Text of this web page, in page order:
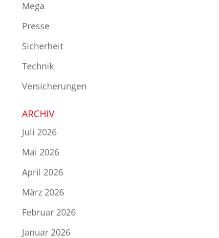
Mega
Presse
Sicherheit
Technik
Versicherungen
ARCHIV
Juli 2026
Mai 2026
April 2026
März 2026
Februar 2026
Januar 2026